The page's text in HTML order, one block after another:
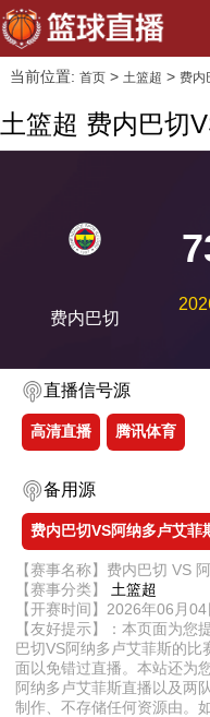
当前位置: 首页> 土篮超 > 费内
土篮超 费内巴切
费内巴切
直播信号源
高清直播 腾讯体育
备用源
费内巴切VS阿纳多卢艾菲
【赛事名称】费内巴切 VS
【赛事分类】 土篮超
【开赛时间】2026年06月
【友好提示】：本页面为
巴切VS阿纳多卢艾菲斯的
面以免错过直播。本站还为
阿纳多卢艾菲斯直播以及两
制作、不存储任何资源由。